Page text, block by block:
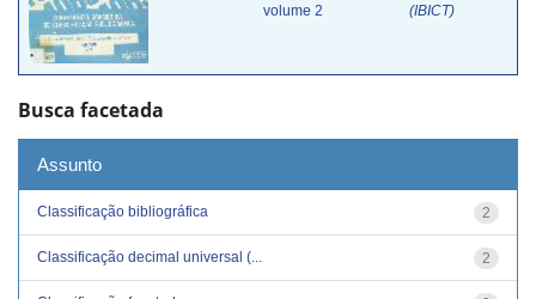
volume 2
(IBICT)
Busca facetada
Assunto
2
Classificação bibliográfica
2
Classificação decimal universal (...